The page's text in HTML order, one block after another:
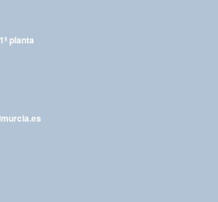
planta